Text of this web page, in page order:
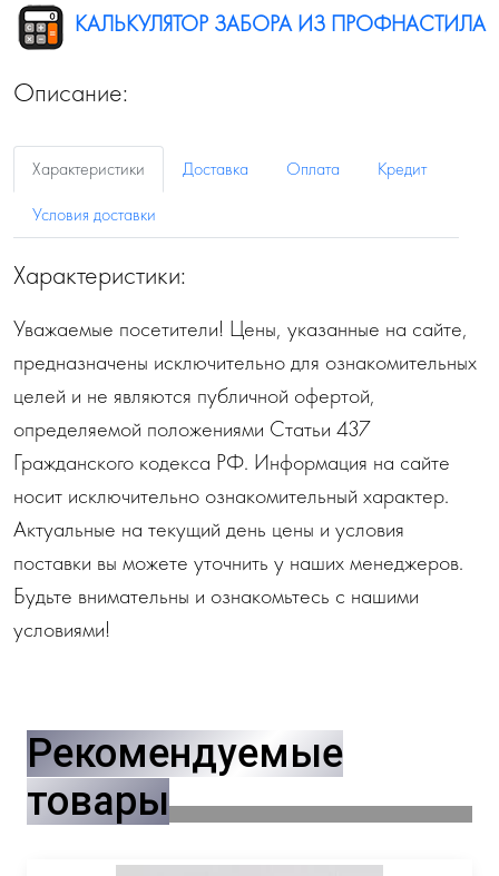
КАЛЬКУЛЯТОР ЗАБОРА ИЗ ПРОФНАСТИЛА
Описание:
Характеристики Доставка Оплата
Кредит
Условия доставки
Характеристики:
Уважаемые посетители! Цены, указанные на сайте,
предназначены исключительно для ознакомительных
целей и не являются публичной офертой,
определяемой положениями Статьи 437
Гражданского кодекса РФ. Информация на сайте
носит исключительно ознакомительный характер.
Актуальные на текущий день цены и условия
поставки вы можете уточнить у наших менеджеров.
Будьте внимательны и ознакомьтесь с нашими
условиями!
Рекомендуемые
товары